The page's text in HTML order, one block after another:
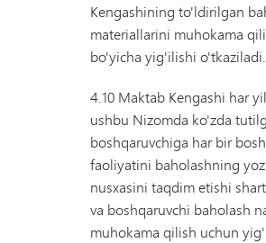
Kengashining to'ldirilgan
materiallarini muhokama
bo'yicha yig'ilishi o'tkaziladi.
4.10 Maktab Kengashi har
ushbu Nizomda ko'zda
boshqaruvchiga har bir
faoliyatini baholashning
nusxasini taqdim etishi
va boshqaruvchi baholash
muhokama qilish uchun